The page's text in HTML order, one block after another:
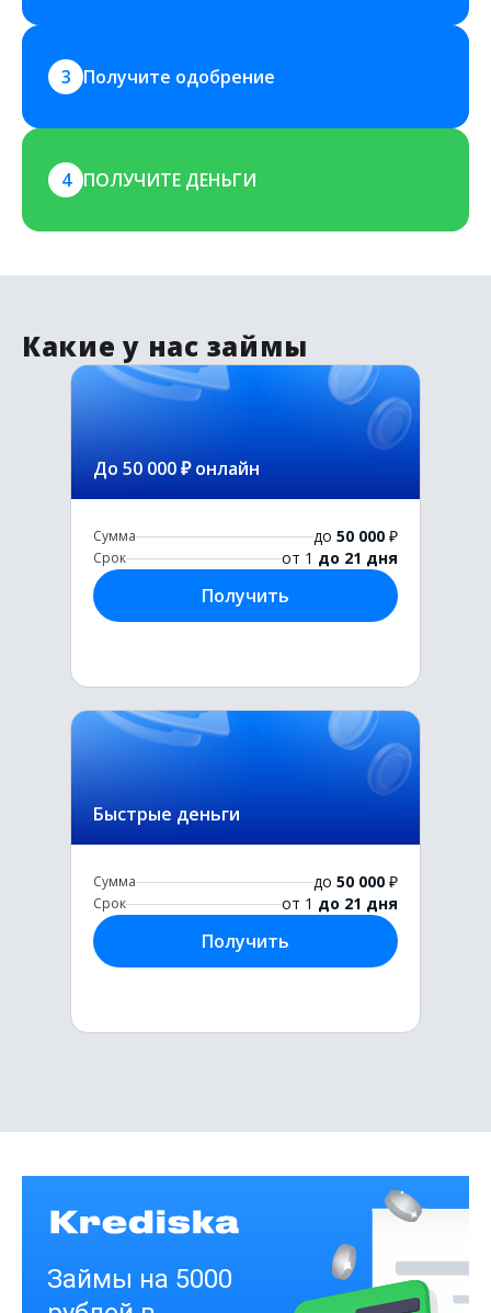
3 Получите одобрение
4 ПОЛУЧИТЕ ДЕНЬГИ
Какие у нас займы
До 50 000 ₽ онлайн
Сумма до 50 000 ₽
Срок от 1 до 21 дня
Получить
Быстрые деньги
Сумма до 50 000 ₽
Срок от 1 до 21 дня
Получить
Сумма
до 21 дня
Получить